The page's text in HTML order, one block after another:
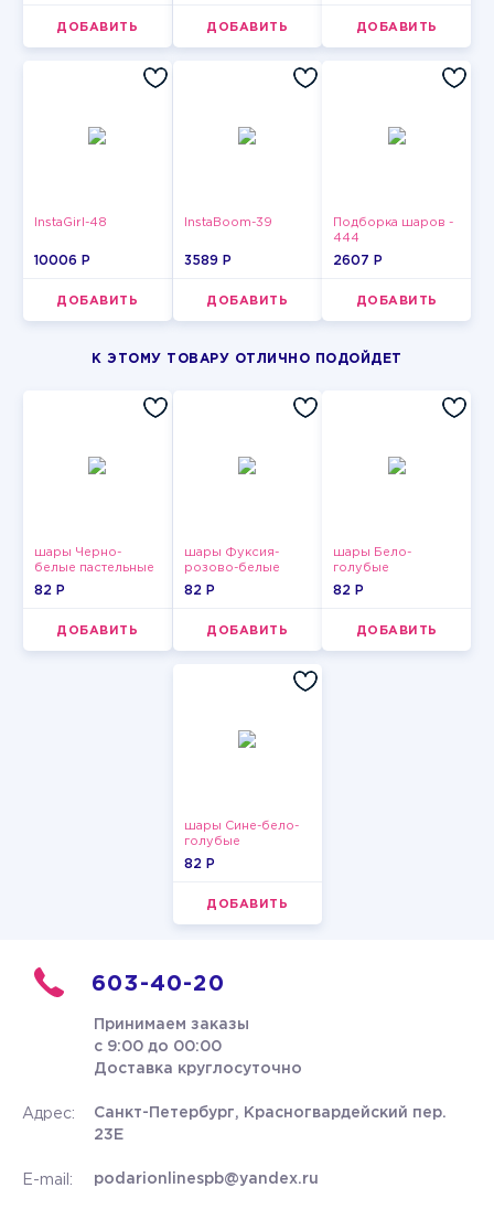
ДОБАВИТЬ ДОБАВИТЬ ДОБАВИТЬ
InstaGirl-48
10006 P
ДОБАВИТЬ
InstaBoom-39
3589 P
ДОБАВИТЬ
Подборка шаров -
444
2607 P
ДОБАВИТЬ
К ЭТОМУ ТОВАРУ ОТЛИЧНО ПОДОЙДЕТ
шары Черно-
белые пастельные
82 P
ДОБАВИТЬ
шары Фуксия-
розово-белые
пастельные
82 P
ДОБАВИТЬ
шары Бело-
голубые
пастельные
82 P
ДОБАВИТЬ
шары Сине-бело-
голубые
пастельные
82 P
ДОБАВИТЬ
603-40-20
Принимаем заказы
с 9:00 до 00:00
Доставка круглосуточно
Адрес:
Санкт-Петербург, Красногвардейский пер.
23Е
E-mail: podarionlinespb@yandex.ru